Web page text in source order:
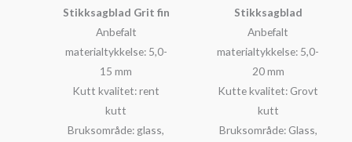
Stikksagblad Grit fin
Anbefalt
materialtykkelse: 5,0-
15 mm
Kutt kvalitet: rent
kutt
Bruksområde: glass,
Stikksagblad
Anbefalt
materialtykkelse: 5,0-
20 mm
Kutte kvalitet: Grovt
kutt
Bruksområde: Glass,